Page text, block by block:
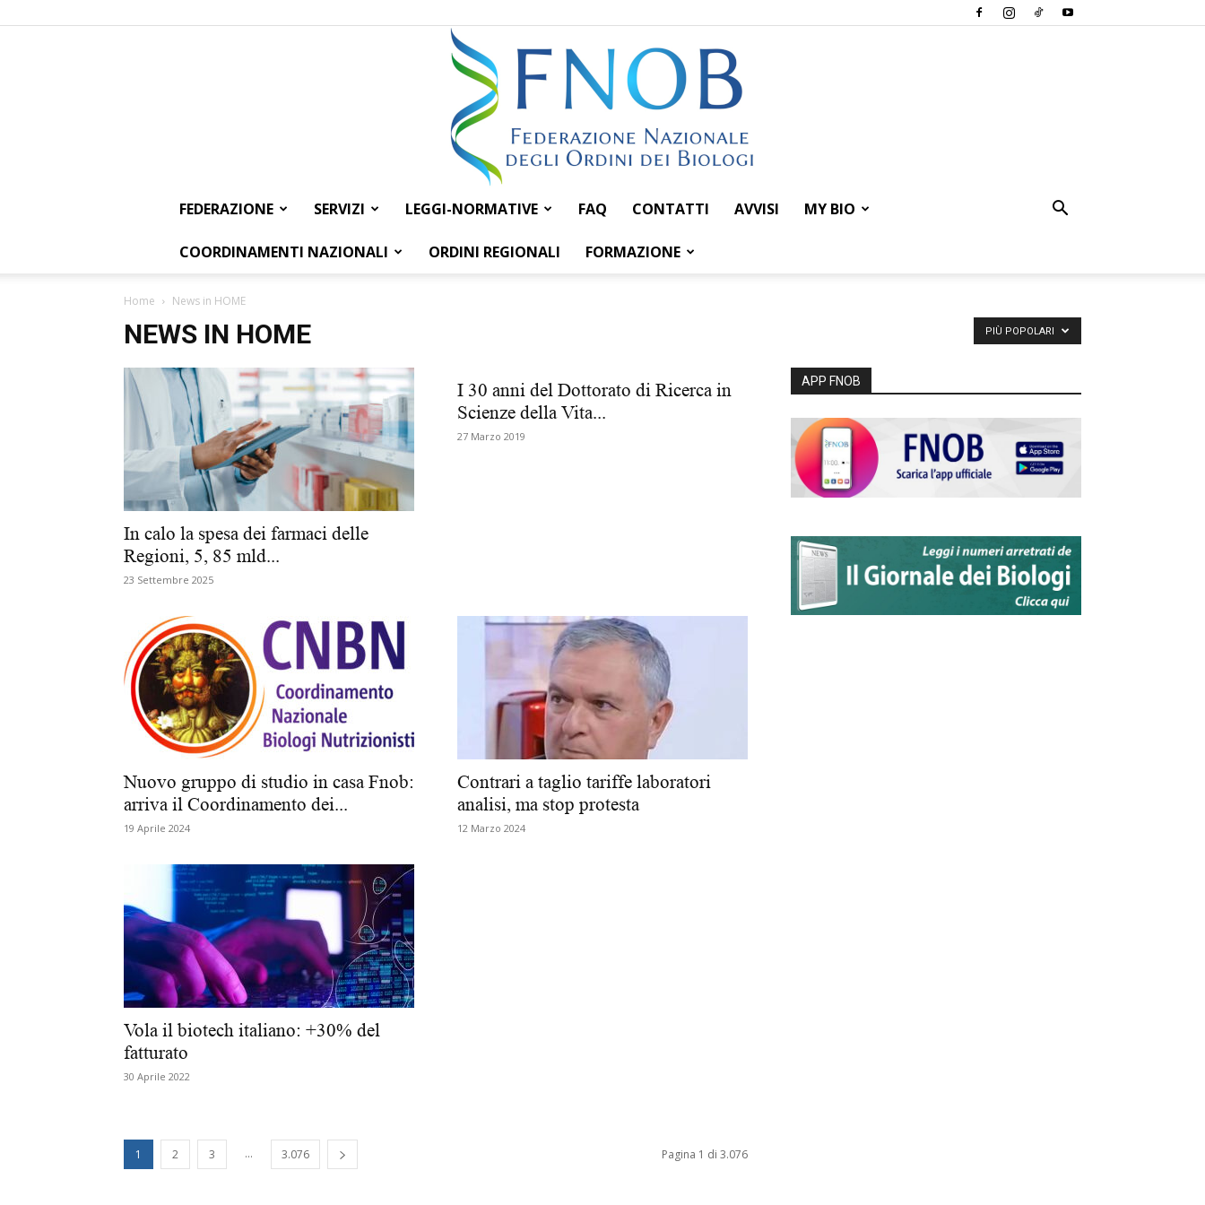
Federazione
dei
FEDERAZIONE SERVIZI LEGGI-NORMATIVE FAQ CONTATTI AVVISI MY BIO
COORDINAMENTI NAZIONALI ORDINI REGIONALI FORMAZIONE
Home News in HOME
NEWS IN HOME PIÙ POPOLARI
In calo la spesa dei farmaci delle
Regioni, 5, 85 mld...
23 Settembre 2025
I 30 anni del Dottorato di Ricerca in
Scienze della Vita...
27 Marzo 2019
Nuovo gruppo di studio in casa Fnob:
arriva il Coordinamento dei...
19 Aprile 2024
Contrari a taglio tariffe laboratori
analisi, ma stop protesta
12 Marzo 2024
Vola il biotech italiano: +30% del
fatturato
30 Aprile 2022
1 2 3 ... 3.076 Pagina 1 di 3.076
APP FNOB